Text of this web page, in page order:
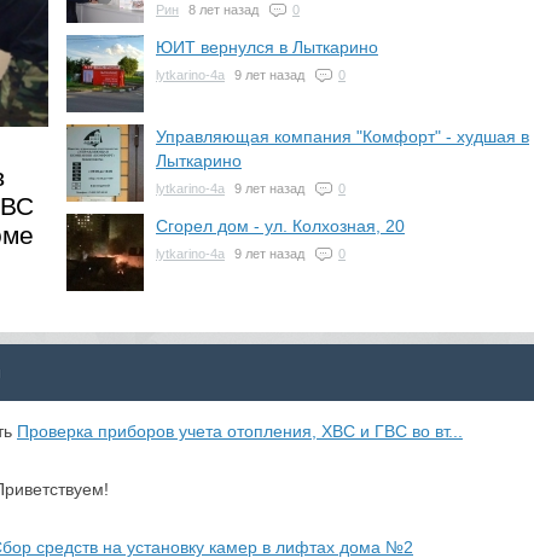
Рин 8 лет назад 0
ЮИТ вернулся в Лыткарино
lytkarino-4a 9 лет назад 0
Управляющая компания "Комфорт" - худшая в
Лыткарино
lytkarino-4a 9 лет назад 0
Сгорел дом - ул. Колхозная, 20
lytkarino-4a 9 лет назад 0
Проверка приборов учета отопления, ХВС и ГВС во вт...
средств на установку камер в лифтах дома №2